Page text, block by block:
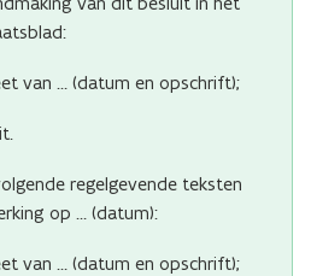
van … (datum en opschrift);
regelgevende teksten
op … (datum):
van … (datum en opschrift);